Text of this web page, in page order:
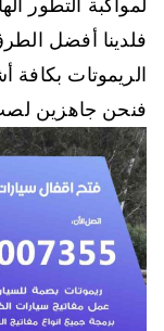
لمواكبة التطور
فلدينا أفضل
الريموتات بكافة
فنحن جاهزين